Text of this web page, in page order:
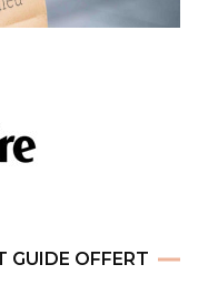
GUIDE OFFERT